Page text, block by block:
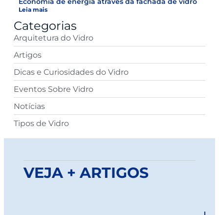
Leia mais
Categorias
Arquitetura do Vidro
Artigos
Dicas e Curiosidades do Vidro
Eventos Sobre Vidro
Notícias
Tipos de Vidro
VEJA + ARTIGOS